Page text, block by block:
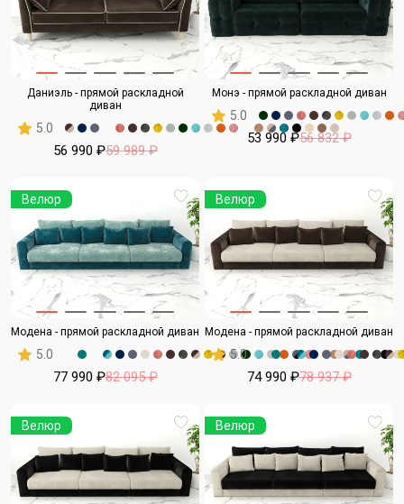
Даниэль - прямой раскладной
диван
5.0
56 990 ₽59 989 ₽
Монэ - прямой раскладной диван
5.0
53 990 ₽56 832 ₽
Велюр
Модена - прямой раскладной диван
5.0
77 990 ₽82 095 ₽
Велюр
Модена - прямой раскладной диван
5.0
74 990 ₽78 937 ₽
Велюр Велюр